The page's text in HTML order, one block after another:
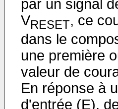
par un signal
VRESET, ce
dans le
une première
valeur de
En réponse à
d'entrée (E),